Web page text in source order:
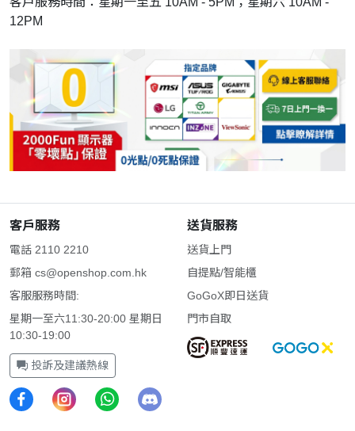
12PM
客戶服務
電話 2110 2210
郵箱 cs@openshop.com.hk
客服服務時間:
星期一至六11:30-20:00 星期日
10:30-19:00
投訴及建議熱線
送貨服務
送貨上門
自提點/智能櫃
GoGoX即日送貨
門市自取